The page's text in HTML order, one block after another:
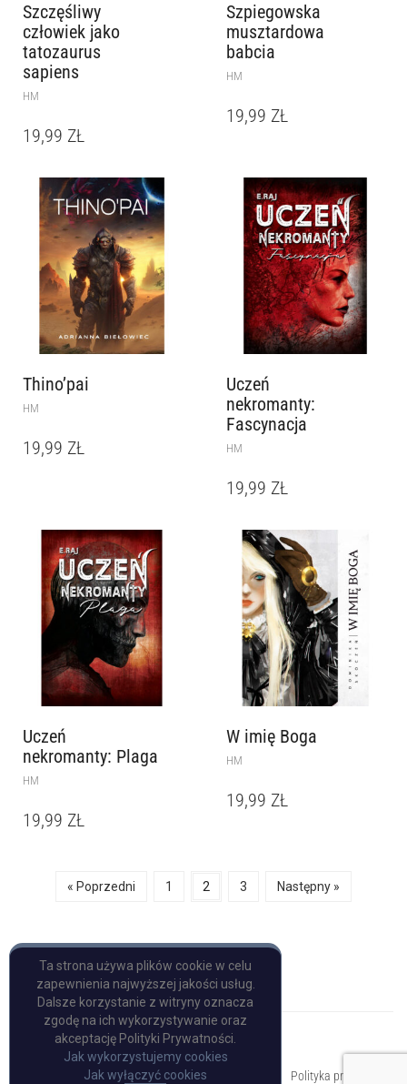
Szczęśliwy
człowiek jako
tatozaurus
sapiens
HM
19,99 ZŁ
Szpiegowska
musztardowa
babcia
HM
19,99 ZŁ
Thino’pai
HM
19,99 ZŁ
Uczeń
nekromanty:
Fascynacja
HM
19,99 ZŁ
Uczeń
nekromanty: Plaga
HM
19,99 ZŁ
W imię Boga
HM
19,99 ZŁ
« Poprzedni 1 2 3 Następny »
Copyright © Pulp Books
Polityka prywatności
Ta strona używa plików cookie w celu
zapewnienia najwyższej jakości usług.
Dalsze korzystanie z witryny oznacza
zgodę na ich wykorzystywanie oraz
akceptację Polityki Prywatności.
Jak wykorzystujemy cookies
Jak wyłączyć cookies